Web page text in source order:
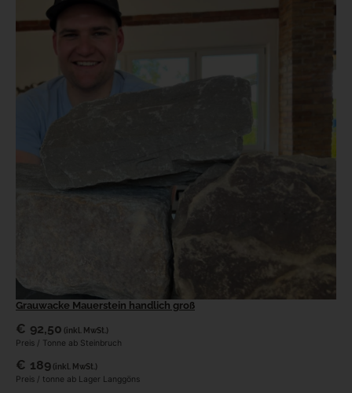
Grauwacke Mauerstein handlich groß
€ 92,50 (inkl. MwSt.)
Preis / Tonne ab Steinbruch
€ 189(inkl. MwSt.)
Preis / tonne ab Lager Langgöns